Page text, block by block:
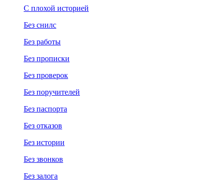
С плохой историей
Без снилс
Без работы
Без прописки
Без проверок
Без поручителей
Без паспорта
Без отказов
Без истории
Без звонков
Без залога